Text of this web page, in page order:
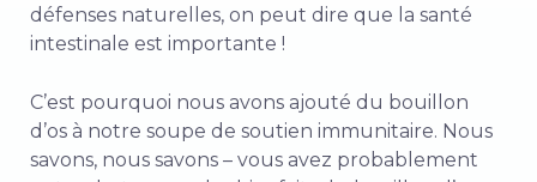
défenses naturelles, on peut dire que la santé
intestinale est importante !
C’est pourquoi nous avons ajouté du bouillon
d’os à notre soupe de soutien immunitaire. Nous
savons, nous savons – vous avez probablement